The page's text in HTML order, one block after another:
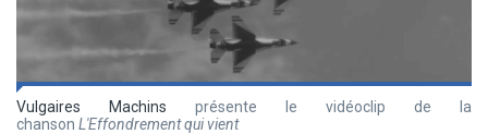
Vulgaires Machins présente le vidéoclip de la
chanson L'Effondrement qui vient